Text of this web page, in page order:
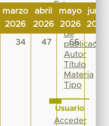
marzo
2026
abril
2026
mayo
2026
junio
2026
34 47 65 44
Esta
colección
Fecha
de
publicación
Autor
Título
Materia
Tipo
Usuario
Acceder